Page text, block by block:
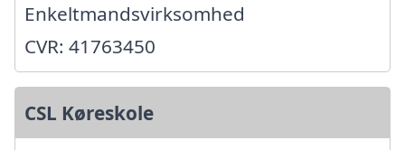
Enkeltmandsvirksomhed
CVR: 41763450
CSL Køreskole